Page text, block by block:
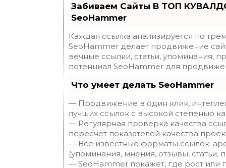
Забиваем Сайты В ТОП
SeoHammer
Каждая ссылка анализируется по
SeoHammer делает продвижение
вечные ссылки, статьи, упоминания,
потенциал SeoHammer для
Что умеет делать SeoHammer
— Продвижение в один клик,
лучших ссылок с высокой степенью
— Регулярная проверка качества
пересчет показателей качества
— Все известные форматы ссылок:
(упоминания, мнения, отзывы, статьи,
— SeoHammer покажет, где рост или